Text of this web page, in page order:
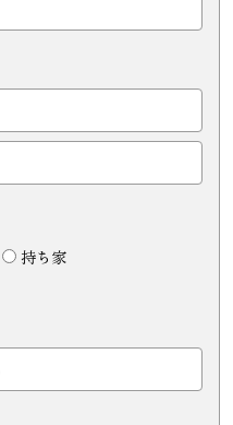
持ち家